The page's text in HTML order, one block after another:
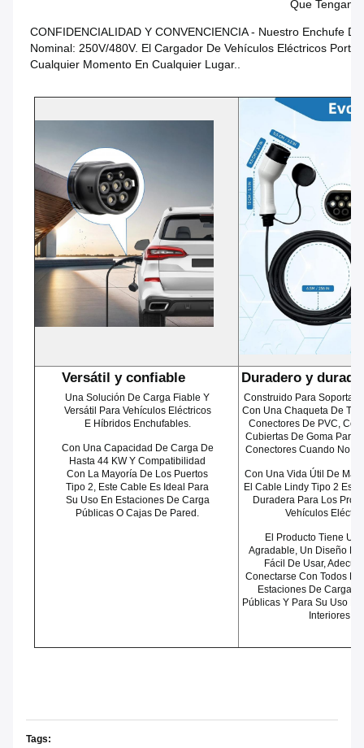
Que Tengan
CONFIDENCIALIDAD Y CONVENCIENCIA - Nuestro Enchufe
Nominal: 250V/480V. El Cargador De Vehículos Eléctricos
Cualquier Momento En Cualquier Lugar..
Versátil y confiable
Una Solución De Carga Fiable Y
Versátil Para Vehículos Eléctricos
E Híbridos Enchufables.
Con Una Capacidad De Carga De
Hasta 44 KW Y Compatibilidad
Con La Mayoría De Los Puertos
Tipo 2, Este Cable Es Ideal Para
Su Uso En Estaciones De Carga
Públicas O Cajas De Pared.
Duradero y
Construido Para Soportar
Con Una Chaqueta De
Conectores De PVC,
Cubiertas De Goma Para
Conectores Cuando No
Con Una Vida Útil De Más
El Cable Lindy Tipo 2 Es
Duradera Para Los
Vehículos
El Producto Tiene Un
Agradable, Un Diseño
Fácil De Usar,
Conectarse Con Todos
Estaciones De Carga
Públicas Y Para Su Uso
Interiores.
Tags: